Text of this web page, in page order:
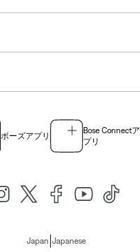
ボーズアプリ
Bose Connectア
プリ
Japan Japanese